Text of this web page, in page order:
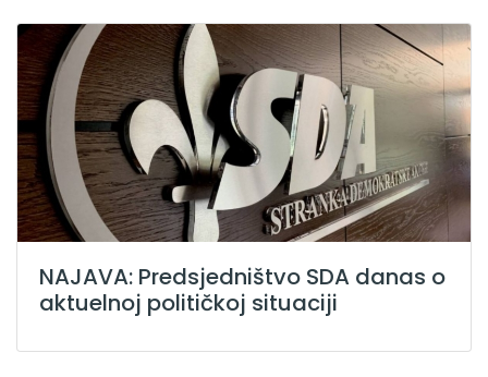
NAJAVA: Predsjedništvo SDA danas o
aktuelnoj političkoj situaciji